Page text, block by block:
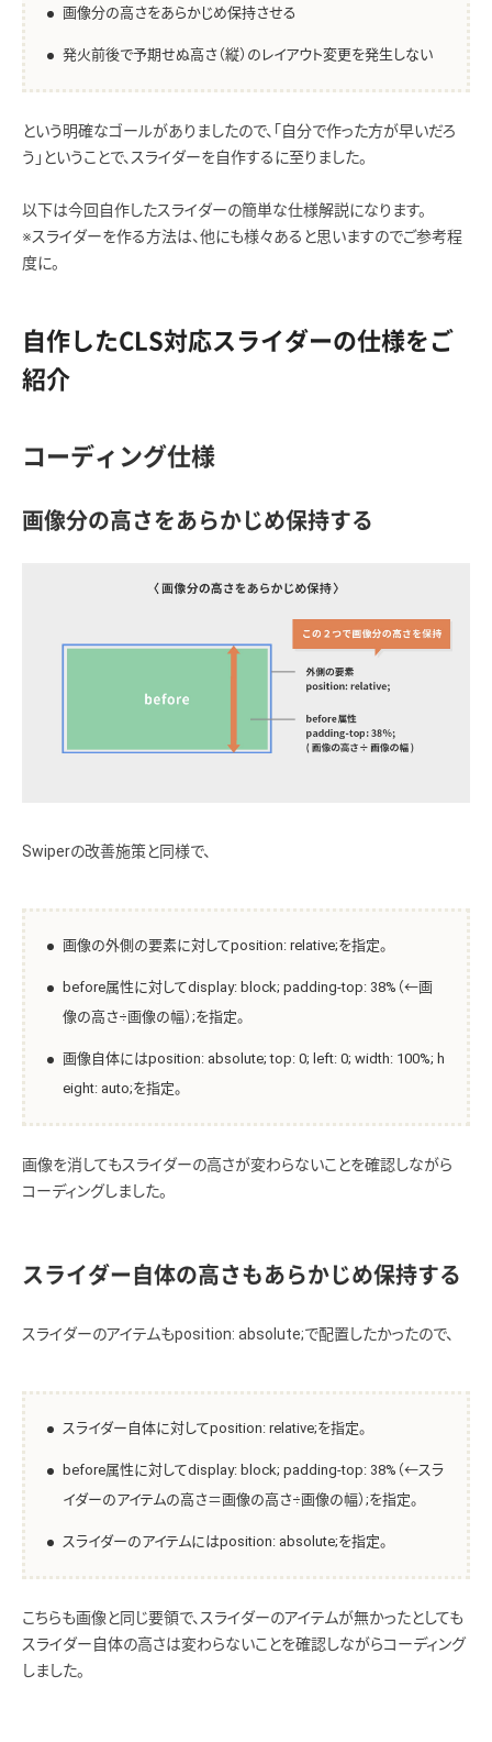
画像分の高さをあらかじめ保持させる
発火前後で予期せぬ高さ（縦）のレイアウト変更を発生しない
という明確なゴールがありましたので、「自分で作った方が早いだろ
う」ということで、スライダーを自作するに至りました。
以下は今回自作したスライダーの簡単な仕様解説になります。
※スライダーを作る方法は、他にも様々あると思いますのでご参考程
度に。
自作したCLS対応スライダーの仕様をご
紹介
コーディング仕様
画像分の高さをあらかじめ保持する
Swiperの改善施策と同様で、
画像の外側の要素に対してposition: relative;を指定。
before属性に対してdisplay: block; padding-top: 38%（←画
像の高さ÷画像の幅）;を指定。
画像自体にはposition: absolute; top: 0; left: 0; width: 100%; h
eight: auto;を指定。
画像を消してもスライダーの高さが変わらないことを確認しながら
コーディングしました。
スライダー自体の高さもあらかじめ保持する
スライダーのアイテムもposition: absolute;で配置したかったので、
スライダー自体に対してposition: relative;を指定。
before属性に対してdisplay: block; padding-top: 38%（←スラ
イダーのアイテムの高さ＝画像の高さ÷画像の幅）;を指定。
スライダーのアイテムにはposition: absolute;を指定。
こちらも画像と同じ要領で、スライダーのアイテムが無かったとしても
スライダー自体の高さは変わらないことを確認しながらコーディング
しました。